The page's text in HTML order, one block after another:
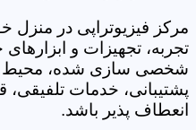
مرکز فیزیوتراپی در
تجربه، تجهیزات و
شخصی سازی شده، محیط
پشتیبانی، خدمات
انعطاف پذیر باشد.